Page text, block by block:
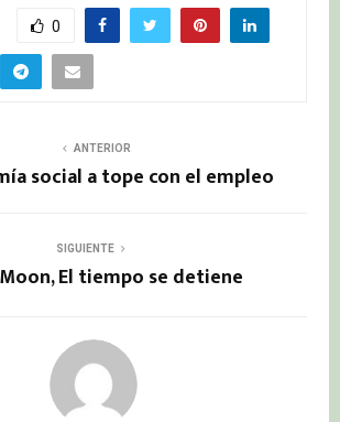
0
ANTERIOR
social a tope con el empleo
SIGUIENTE
El tiempo se detiene